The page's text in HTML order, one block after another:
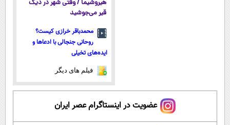
هیروشیما / وقتی شهر در دیگ
قیر می‌جوشید
محمدباقر خرازی کیست؟
روحانی جنجالی با ادعاها و
ایده‌های تخیلی
فیلم های دیگر
عضویت در اینستاگرام عصر ایران